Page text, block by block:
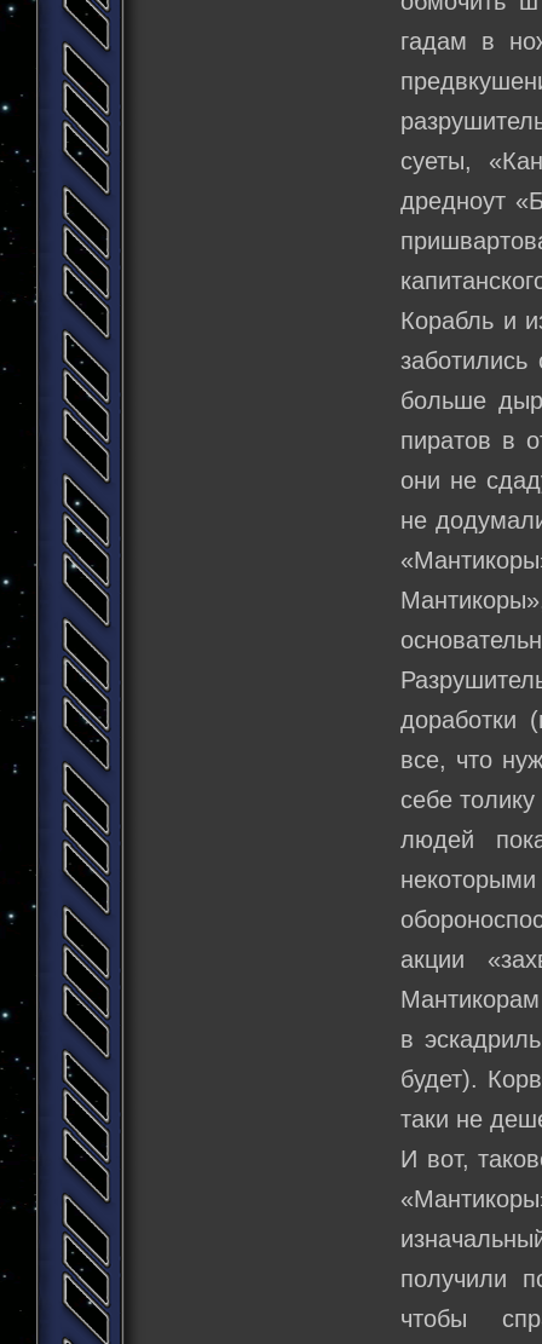
гадам в
суеты,
дредноут
Корабль и
больше
пиратов в
они не
не
доработки
все, что
себе
людей
акции
в
будет).
таки не
И вот,
получили
чтобы